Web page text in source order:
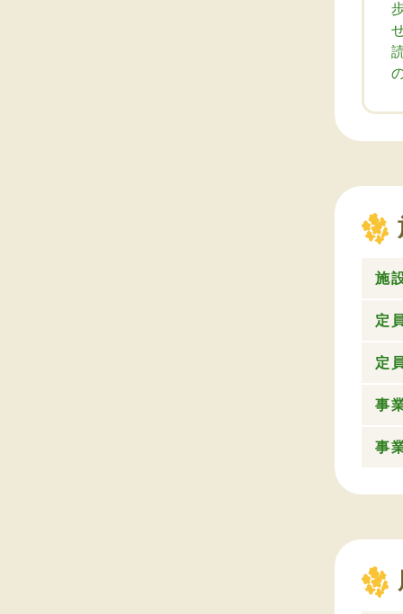
施
定
定
事
事